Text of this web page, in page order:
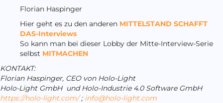
Florian Haspinger
Hier geht es zu den anderen MITTELSTAND SCHAFFT
DAS-Interviews
So kann man bei dieser Lobby der Mitte-Interview-Serie
selbst MITMACHEN
KONTAKT:
Florian Haspinger, CEO von Holo-Light
Holo-Light GmbH und Holo-Industrie 4.0 Software GmbH
https://holo-light.com/; info@holo-light.com